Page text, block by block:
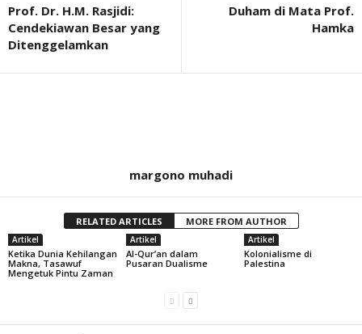
Prof. Dr. H.M. Rasjidi:
Cendekiawan Besar yang
Ditenggelamkan
Duham di Mata Prof.
Hamka
margono muhadi
RELATED ARTICLES MORE FROM AUTHOR
Artikel
Ketika Dunia Kehilangan
Makna, Tasawuf
Mengetuk Pintu Zaman
Artikel
Al-Qur’an dalam
Pusaran Dualisme
Artikel
Kolonialisme di
Palestina